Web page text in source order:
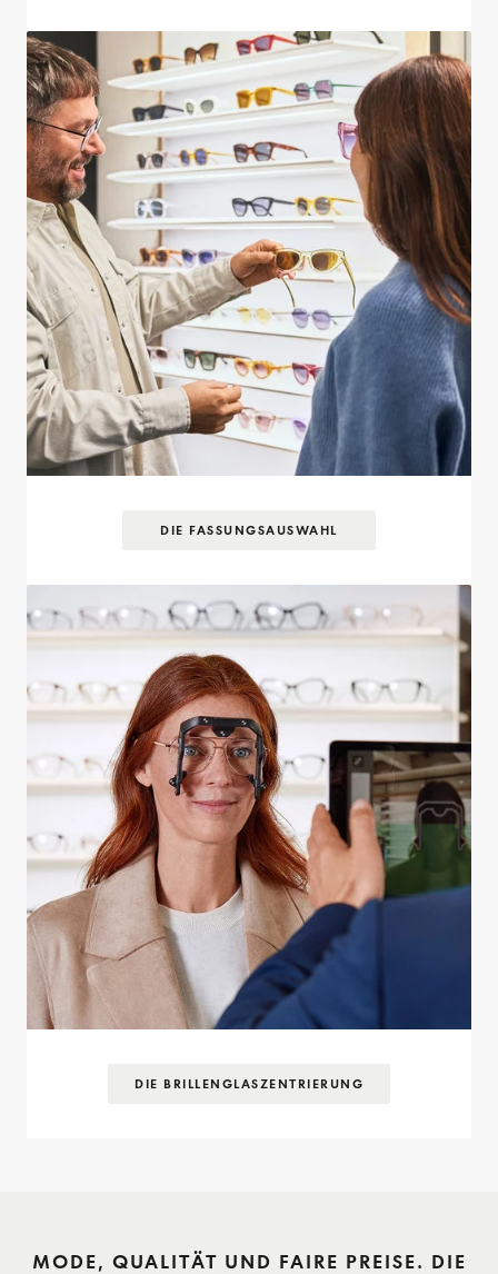
DIE FASSUNGS­AUSWAHL
DIE BRILLENGLAS­ZENTRIERUNG
MODE, QUALITÄT UND FAIRE PREISE. DIE